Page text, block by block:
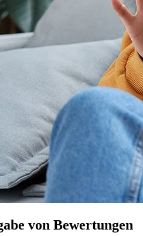
von Bewertungen